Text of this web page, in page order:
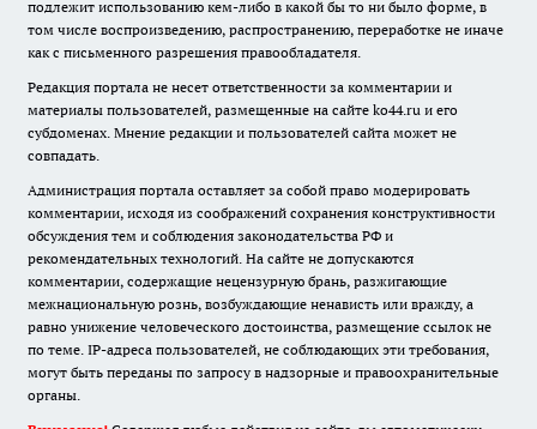
подлежит использованию кем-либо в какой бы то ни было форме, в
том числе воспроизведению, распространению, переработке не иначе
как с письменного разрешения правообладателя.
Редакция портала не несет ответственности за комментарии и
материалы пользователей, размещенные на сайте ko44.ru и его
субдоменах. Мнение редакции и пользователей сайта может не
совпадать.
Администрация портала оставляет за собой право модерировать
комментарии, исходя из соображений сохранения конструктивности
обсуждения тем и соблюдения законодательства РФ и
рекомендательных технологий. На сайте не допускаются
комментарии, содержащие нецензурную брань, разжигающие
межнациональную рознь, возбуждающие ненависть или вражду, а
равно унижение человеческого достоинства, размещение ссылок не
по теме. IP-адреса пользователей, не соблюдающих эти требования,
могут быть переданы по запросу в надзорные и правоохранительные
органы.